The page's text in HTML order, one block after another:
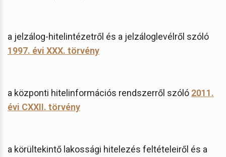
a jelzálog-hitelintézetről és a jelzáloglevélről szóló
1997. évi XXX. törvény
a központi hitelinformációs rendszerről szóló 2011.
évi CXXII. törvény
a körültekintő lakossági hitelezés feltételeiről és a